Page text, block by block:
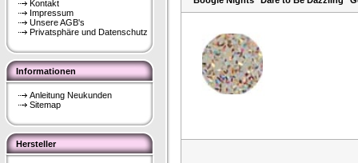
Kontakt
Impressum
Unsere AGB's
Privatsphäre und Datenschutz
Informationen
Anleitung Neukunden
Sitemap
Hersteller